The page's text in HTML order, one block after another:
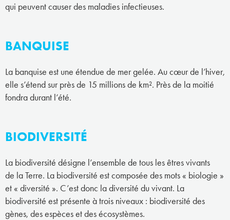
qui peuvent causer des maladies infectieuses.
BANQUISE
La banquise est une étendue de mer gelée. Au cœur de l’hiver,
elle s’étend sur près de 15 millions de km². Près de la moitié
fondra durant l’été.
BIODIVERSITÉ
La biodiversité désigne l’ensemble de tous les êtres vivants
de la Terre. La biodiversité est composée des mots « biologie »
et « diversité ». C’est donc la diversité du vivant. La
biodiversité est présente à trois niveaux : biodiversité des
gènes, des espèces et des écosystèmes.